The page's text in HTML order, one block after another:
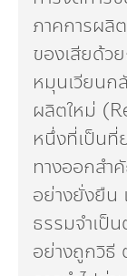
ภาคการผลิ
ของเสียด้ว
หมุนเวียนก
ผลิตใหม่
หนึ่งที่เป็นที่
ทางออกสำ
อย่างยั่งยืน
ธรรมจำเป็
อย่างถูกวิธี